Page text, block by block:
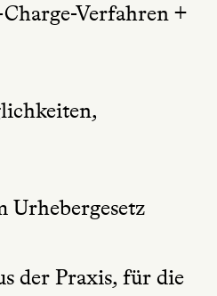
Verfahren +
Urhebergesetz
der Praxis, für die